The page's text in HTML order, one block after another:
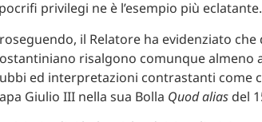
privilegi ne è l’esempio più eclatante.
il Relatore ha evidenziato
risalgono comunque almeno
ed interpretazioni contrastanti come
Giulio III nella sua Bolla Quod aliasdel